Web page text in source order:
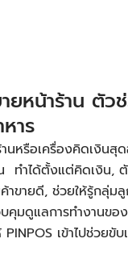
ยหน้าร้าน ตัว
าร
นหรือเครื่องคิดเงินสุ
ทำได้ตั้งแต่คิดเงิน,
ขายดี, ช่วยให้รู้กลุ่มลู
คุมดูแลการทำงานขอ
เข้าไปช่วย